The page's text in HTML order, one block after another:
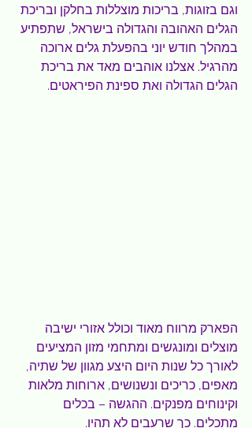
וגם בזוגות, בריכות מוצללות בחלקן ובריכת
הגלים האהובה והגדולה בישראל, שתפתיע
במהלך חודש יוני בהפעלת גלים ארוכה
מהרגיל. אצלנו אוהבים מאד את בריכת
הגלים הגדולה ואת ספינת הפיראטים.
הפארק מרווח מאוד וכולל אזורי ישיבה
מוצלים ומונגשים ומתחמי מזון המציעים
לאורך כל שנות היום היצע מגוון של שתיה,
מאפים, כריכים ונשנושים, ארוחות מלאות
וקינוחים מפנקים. ההגשה – בכלים
מתכלים. כך שרעבים לא תהיו.